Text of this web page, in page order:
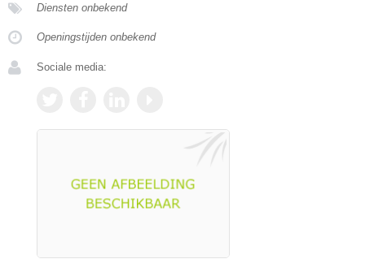
Diensten onbekend
Openingstijden onbekend
Sociale media: